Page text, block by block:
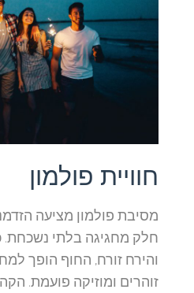
חוויית פולמון
מסיבת פולמון מציעה הזדמנות
חלק מחגיגה בלתי נשכחת.
והירח זורח, החוף הופך
זוהרים ומוזיקה פועמת. הקהל